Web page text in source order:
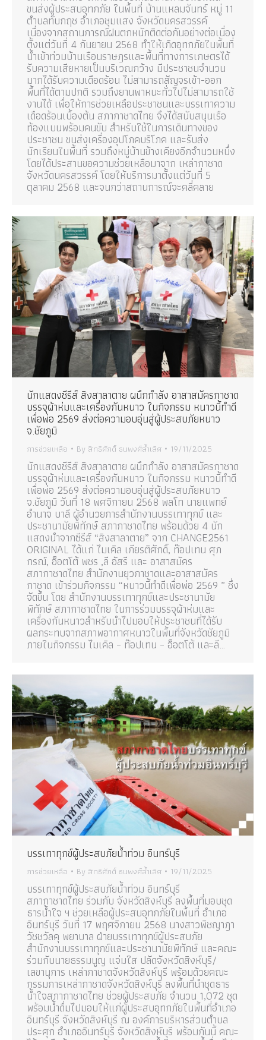
ขนส่งผู้ประสบอุทกภัย ในพื้นที่ บ้านแหลมจันทร์ หมู่ 11
ตำบลทับกฤช อำเภอชุมแสง จังหวัดนครสวรรค์
เนื่องจากสถานการณ์ฝนตกหนักติดต่อกันอย่างต่อเนื่อง
ตั้งแต่วันที่ 4 กันยายน 2568 ทำให้เกิดอุทกภัยในพื้นที่
น้ำเข้าท่วมบ้านเรือนราษฎรและพื้นที่ทางการเกษตรได้
รับความเสียหายเป็นบริเวณกว้าง มีประชาชนจำนวน
มากได้รับความเดือดร้อน ไม่สามารถสัญจรเข้า-ออก
พื้นที่ได้ตามปกติ รวมถึงยานพาหนะทั่วไปไม่สามารถใช้
งานได้ เพื่อให้การช่วยเหลือประชาชนและบรรเทาความ
เดือดร้อนเบื้องต้น สภากาชาดไทย จึงได้สนับสนุนเรือ
ท้องแบนพร้อมคนขับ สำหรับใช้ในการเดินทางของ
ประชาชน ขนส่งเครื่องอุปโภคบริโภค และรับส่ง
นักเรียนในพื้นที่ รวมถึงหมู่บ้านข้างเคียงอีกจำนวนหนึ่ง
โดยได้ประสานขอความช่วยเหลือมาจาก เหล่ากาชาด
จังหวัดนครสวรรค์ โดยให้บริการมาตั้งแต่วันที่ 5
ตุลาคม 2568 และจนกว่าสถานการณ์จะคลี่คลาย
นักแสดงซีรีส์ สิงสาลาตาย ผนึกกำลัง อาสาสมัครกาชาด
บรรจุผ้าห่มและเครื่องกันหนาว ในกิจกรรม หนาวนี้ทำดี
เพื่อพ่อ 2569 ส่งต่อความอบอุ่นสู่ผู้ประสบภัยหนาว
จ.ชัยภูมิ
การช่วยเหลือ By สิทธิศักดิ์ ธนพงศ์ล้ำเลิศ 19/11/2025
นักแสดงซีรีส์ สิงสาลาตาย ผนึกกำลัง อาสาสมัครกาชาด
บรรจุผ้าห่มและเครื่องกันหนาว ในกิจกรรม หนาวนี้ทำดี
เพื่อพ่อ 2569 ส่งต่อความอบอุ่นสู่ผู้ประสบภัยหนาว
จ.ชัยภูมิ วันที่ 18 พศจิกายน 2568 พลโท นายแพทย์
อำนาจ บาลี ผู้อำนวยการสำนักงานบรรเทาทุกข์ และ
ประชานามัยพิทักษ์ สภากาชาดไทย พร้อมด้วย 4 นัก
แสดงนำจากซีรีส์ “สิงสาลาตาย” จาก CHANGE2561
ORIGINAL ได้แก่ ไมเคิล เกียรติศักดิ์, ท๊อปเทน ศุภ
กรณ์, อ็อตโต้ พชร ,ลี อัสรี และ อาสาสมัคร
สภากาชาดไทย สำนักงานยุวกาชาดและอาสาสมัคร
กาชาด เข้าร่วมกิจกรรม “หนาวนี้ทำดีเพื่อพ่อ 2569 ” ซึ่ง
จัดขึ้น โดย สำนักงานบรรเทาทุกข์และประชานามัย
พิทักษ์ สภากาชาดไทย ในการร่วมบรรจุผ้าห่มและ
เครื่องกันหนาวสำหรับนำไปมอบให้ประชาชนที่ได้รับ
ผลกระทบจากสภาพอากาศหนาวในพื้นที่จังหวัดชัยภูมิ
ภายในกิจกรรม ไมเคิล – ท๊อปเทน – อ็อตโต้ และลี…
บรรเทาทุกข์ผู้ประสบภัยน้ำท่วม อินทร์บุรี
การช่วยเหลือ By สิทธิศักดิ์ ธนพงศ์ล้ำเลิศ 19/11/2025
บรรเทาทุกข์ผู้ประสบภัยน้ำท่วม อินทร์บุรี
สภากาชาดไทย ร่วมกับ จังหวัดสิงห์บุรี ลงพื้นที่มอบชุด
ธารน้ำใจ ฯ ช่วยเหลือผู้ประสบอุทกภัยในพื้นที่ อำเภอ
อินทร์บุรี วันที่ 17 พฤศจิกายน 2568 นางสาวพิชญาฎา
วัชชวัลคุ พยาบาล ฝ่ายบรรเทาทุกข์ผู้ประสบภัย
สำนักงานบรรเทาทุกข์และประชานามัยพิทักษ์ และคณะ
ร่วมกับนายธรรมนูญ แจ่มใส ปลัดจังหวัดสิงห์บุรี/
เลขานุการ เหล่ากาชาดจังหวัดสิงห์บุรี พร้อมด้วยคณะ
กรรมการเหล่ากาชาดจังหวัดสิงห์บุรี ลงพื้นที่นำชุดธาร
น้ำใจสภากาชาดไทย ช่วยผู้ประสบภัย จำนวน 1,072 ชุด
พร้อมน้ำดื่มไปมอบให้แก่ผู้ประสบอุทกภัยในพื้นที่อำเภอ
อินทร์บุรี จังหวัดสิงห์บุรี ณ องค์การบริหารส่วนตำบล
ประศุก อำเภออินทร์บุรี จังหวัดสิงห์บุรี พร้อมกันนี้ คณะ